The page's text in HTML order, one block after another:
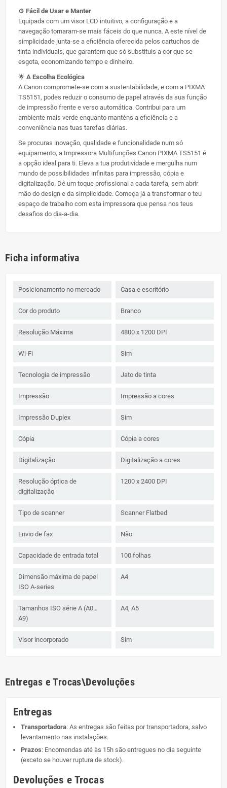
⚙️ Fácil de Usar e Manter
Equipada com um visor LCD intuitivo, a configuração e a
navegação tornaram-se mais fáceis do que nunca. A este nível de
simplicidade junta-se a eficiência oferecida pelos cartuchos de
tinta individuais, que garantem que só substituis a cor que se
esgota, economizando tempo e dinheiro.
🌟 A Escolha Ecológica
A Canon compromete-se com a sustentabilidade, e com a PIXMA
TS5151, podes reduzir o consumo de papel através da sua função
de impressão frente e verso automática. Contribui para um
ambiente mais verde enquanto manténs a eficiência e a
conveniência nas tuas tarefas diárias.
Se procuras inovação, qualidade e funcionalidade num só
equipamento, a Impressora Multifunções Canon PIXMA TS5151 é
a opção ideal para ti. Eleva a tua produtividade e mergulha num
mundo de possibilidades infinitas para impressão, cópia e
digitalização. Dê um toque profissional a cada tarefa, sem abrir
mão do design e da simplicidade. Começa já a transformar o teu
espaço de trabalho com esta impressora que pensa nos teus
desafios do dia-a-dia.
Ficha informativa
Posicionamento no mercado Casa e escritório
Cor do produto Branco
Resolução Máxima 4800 x 1200 DPI
Wi-Fi Sim
Tecnologia de impressão Jato de tinta
Impressão Impressão a cores
Impressão Duplex Sim
Cópia Cópia a cores
Digitalização Digitalização a cores
Resolução óptica de
digitalização
1200 x 2400 DPI
Tipo de scanner Scanner Flatbed
Envio de fax Não
Capacidade de entrada total 100 folhas
Dimensão máxima de papel
ISO A-series
A4
Tamanhos ISO série A (A0…
A9)
A4, A5
Visor incorporado Sim
Entregas e Trocas\Devoluções
Entregas
Transportadora: As entregas são feitas por transportadora, salvo
levantamento nas instalações.
Prazos: Encomendas até às 15h são entregues no dia seguinte
(exceto se houver ruptura de stock).
Devoluções e Trocas